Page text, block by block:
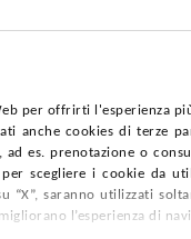
per offrirti l'esperienza
anche cookies di terze
es. prenotazione o
scegliere i cookie da
“X”, saranno utilizzati
l’esperienza di
POLICY